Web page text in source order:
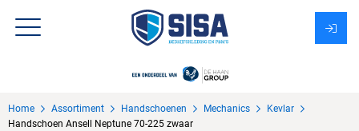
Over Sisa
Home Assortiment Handschoenen Mechanics
Kevlar
Handschoen Ansell Neptune 70-225 zwaar